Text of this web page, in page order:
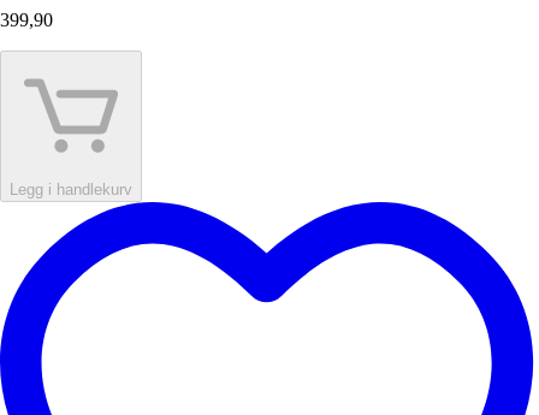
399,90
Legg i handlekurv